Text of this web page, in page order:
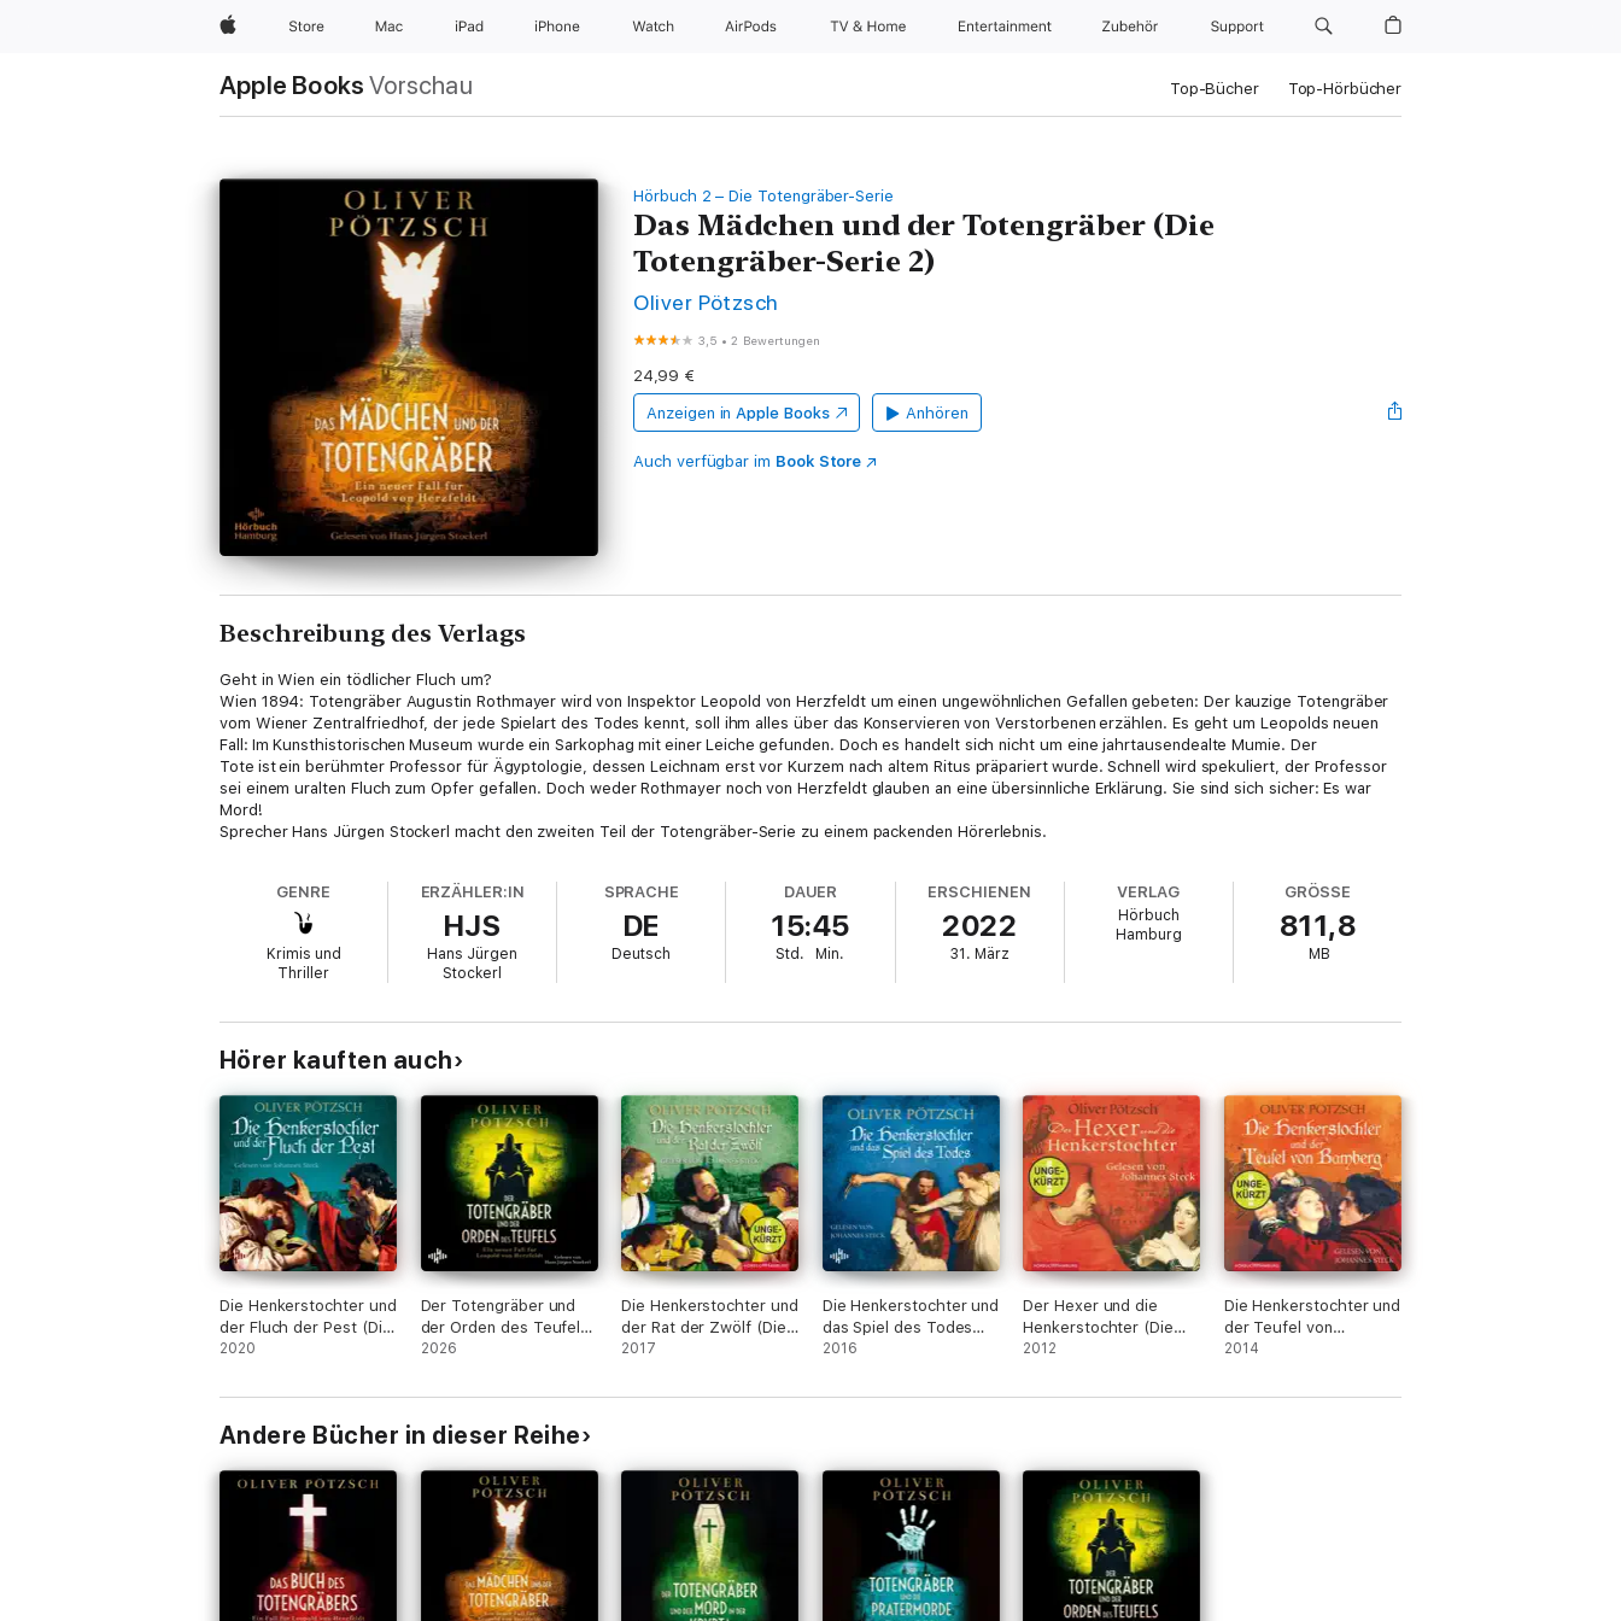
Apple Store Mac iPad iPhone Watch AirPods TV & Home Entertainment Zubehör Support
Apple Books Vorschau Top-Bücher Top-Hörbücher
Hörbuch 2 – Die Totengräber-Serie
Das Mädchen und der Totengräber (Die
Totengräber-Serie 2)
Oliver Pötzsch
3,5 •2 Bewertungen
24,99 €
Anzeigen in Apple Books Anhören
Auch verfügbar im Book Store
Beschreibung des Verlags
Geht in Wien ein tödlicher Fluch um?
Wien 1894: Totengräber Augustin Rothmayer wird von Inspektor Leopold von Herzfeldt um einen ungewöhnlichen Gefallen gebeten: Der kauzige Totengräber
vom Wiener Zentralfriedhof, der jede Spielart des Todes kennt, soll ihm alles über das Konservieren von Verstorbenen erzählen. Es geht um Leopolds neuen
Fall: Im Kunsthistorischen Museum wurde ein Sarkophag mit einer Leiche gefunden. Doch es handelt sich nicht um eine jahrtausendealte Mumie. Der
Tote ist ein berühmter Professor für Ägyptologie, dessen Leichnam erst vor Kurzem nach altem Ritus präpariert wurde. Schnell wird spekuliert, der Professor
sei einem uralten Fluch zum Opfer gefallen. Doch weder Rothmayer noch von Herzfeldt glauben an eine übersinnliche Erklärung. Sie sind sich sicher: Es war
Mord!
Sprecher Hans Jürgen Stockerl macht den zweiten Teil der Totengräber-Serie zu einem packenden Hörerlebnis.
GENRE
Krimis und
Thriller
ERZÄHLER:IN
HJS
Hans Jürgen
Stockerl
SPRACHE
DE
Deutsch
DAUER
15:45
Std. Min.
ERSCHIENEN
2022
31. März
VERLAG
Hörbuch
Hamburg
GRÖSSE
811,8
MB
Hörer kauften auch
Die Henkerstochter und
der Fluch der Pest (Die
Henkerstochter-Saga
2020
Der Totengräber und
der Orden des Teufels
(Die Totengräber-Serie
2026
Die Henkerstochter und
der Rat der Zwölf (Die
Henkerstochter-Saga
2017
Die Henkerstochter und
das Spiel des Todes
(Die Henkerstochter-
2016
Der Hexer und die
Henkerstochter (Die
Henkerstochter-Saga
2012
Die Henkerstochter und
der Teufel von
Bamberg (Die
5)
2014
Andere Bücher in dieser Reihe